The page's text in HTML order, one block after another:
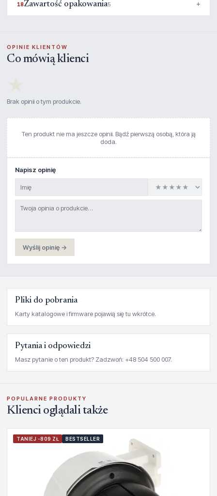
18Zawartość opakowania5
OPINIE KLIENTÓW
Co mówią klienci
Brak opinii o tym produkcie.
Ten produkt nie ma jeszcze opinii. Bądź pierwszą osobą, która ją
doda.
Napisz opinię
Wyślij opinię →
Pliki do pobrania
Karty katalogowe i firmware pojawią się tu wkrótce.
Pytania i odpowiedzi
Masz pytanie o ten produkt? Zadzwoń: +48 504 500 007.
POPULARNE PRODUKTY
Klienci oglądali także
TANIEJ -809 ZŁ BESTSELLER